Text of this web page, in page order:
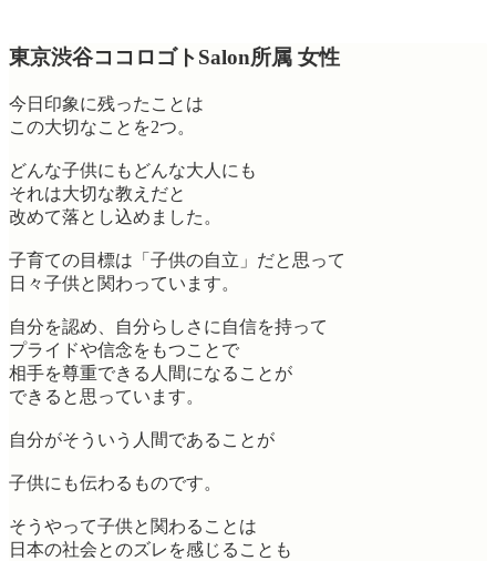
東京渋谷ココロゴトSalon所属 女性
今日印象に残ったことは
この大切なことを2つ。
どんな子供にもどんな大人にも
それは大切な教えだと
改めて落とし込めました。
子育ての目標は「子供の自立」だと思って
日々子供と関わっています。
自分を認め、自分らしさに自信を持って
プライドや信念をもつことで
相手を尊重できる人間になることが
できると思っています。
自分がそういう人間であることが
子供にも伝わるものです。
そうやって子供と関わることは
日本の社会とのズレを感じることも